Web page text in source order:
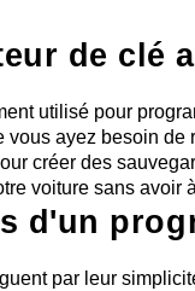
de clé
utilisé pour
ayez besoin
créer des
voiture sans
d'un
par leur